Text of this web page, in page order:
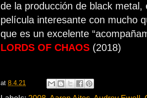
de la producción de black
película interesante con mucho
que es un excelente
LORDS OF CHAOS (2018)
at 8.4.21